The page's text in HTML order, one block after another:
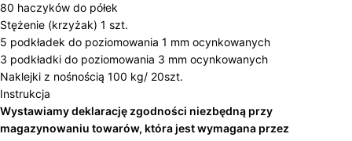
80 haczyków do półek
Stężenie (krzyżak) 1 szt.
5 podkładek do poziomowania 1 mm ocynkowanych
3 podkładki do poziomowania 3 mm ocynkowanych
Naklejki z nośnością 100 kg/ 20szt.
Instrukcja
Wystawiamy deklarację zgodności niezbędną przy
magazynowaniu towarów, która jest wymagana przez